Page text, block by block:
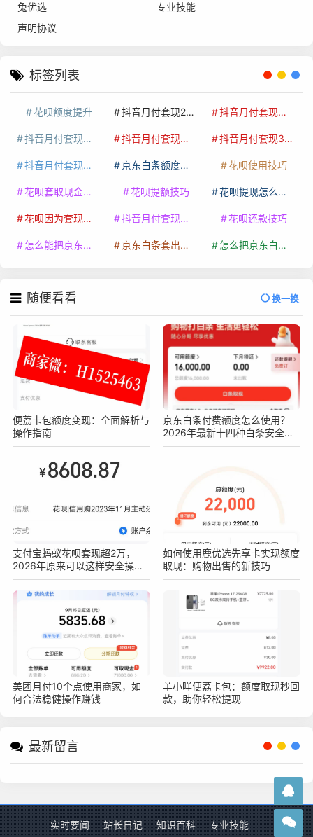
兔优选
专业技能
声明协议
标签列表
花呗额度提升 抖音月付套现24小时接单 抖音月付套现怎么套
抖音月付套现多少手续费 抖音月付套现商家有哪些 抖音月付套现30秒技巧
抖音月付套现最新方法 京东白条额度提升 花呗使用技巧
花呗套取现金最佳方法 花呗提额技巧 花呗提现怎么操作
花呗因为套现被限额了这种情况要多久才会好 抖音月付套现秒回100起 花呗还款技巧
怎么能把京东白条额度钱套出来 京东白条套出来手续费多少 怎么把京东白条的钱取出来
随便看看 换一换
便荔卡包额度变现：全面解析与
操作指南
京东白条付费额度怎么使用？
2026年最新十四种白条安全操
作方法
支付宝蚂蚁花呗套现超2万，
2026年原来可以这样安全操作
不被查！真实亲测方法分享
如何使用鹿优选先享卡实现额度
取现：购物出售的新技巧
美团月付10个点使用商家，如
何合法稳健操作赚钱
羊小咩便荔卡包：额度取现秒回
款，助你轻松提现
最新留言
实时要闻 站长日记 知识百科 专业技能